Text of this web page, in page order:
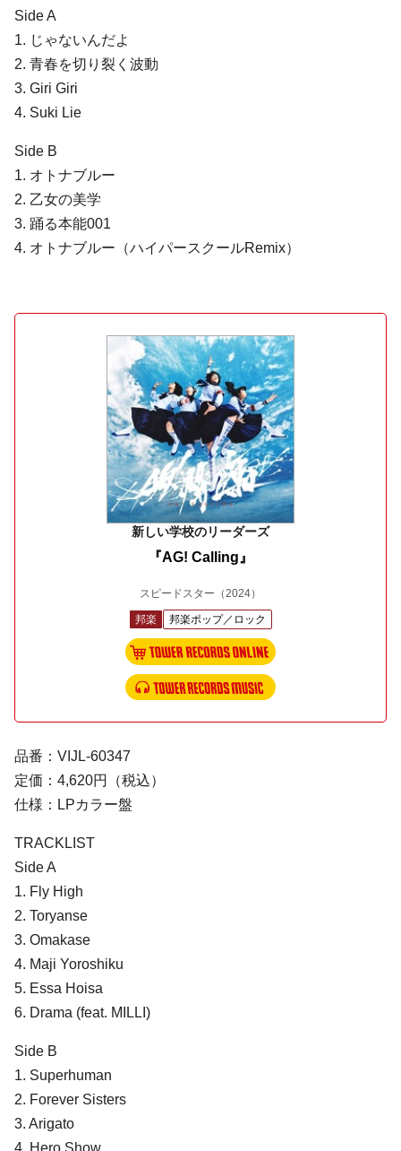
Side A
1. じゃないんだよ
2. 青春を切り裂く波動
3. Giri Giri
4. Suki Lie
Side B
1. オトナブルー
2. 乙女の美学
3. 踊る本能001
4. オトナブルー（ハイパースクールRemix）
新しい学校のリーダーズ
『AG! Calling』
スピードスター （2024）
邦楽 邦楽ポップ／ロック
品番：VIJL-60347
定価：4,620円（税込）
仕様：LPカラー盤
TRACKLIST
Side A
1. Fly High
2. Toryanse
3. Omakase
4. Maji Yoroshiku
5. Essa Hoisa
6. Drama (feat. MILLI)
Side B
1. Superhuman
2. Forever Sisters
3. Arigato